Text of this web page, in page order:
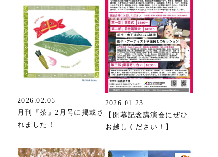
2026.02.03
月刊『茶』2月号に掲載さ
れました！
2026.01.23
【開幕記念講演会にぜひ
お越しください！】